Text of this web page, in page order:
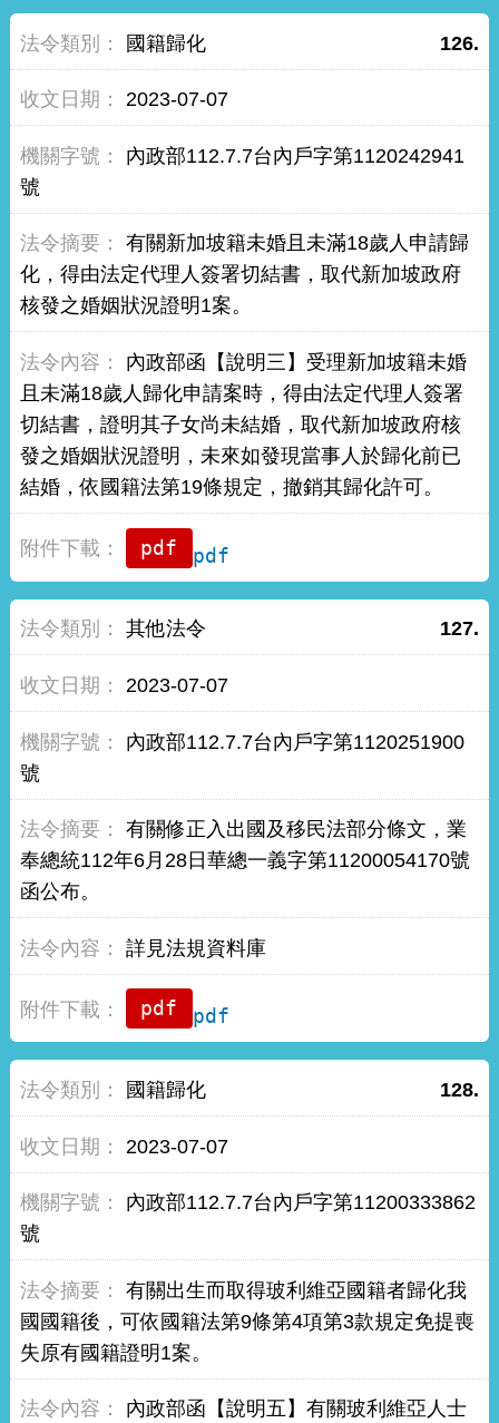
126.
國籍歸化
2023-07-07
內政部112.7.7台內戶字第1120242941
號
有關新加坡籍未婚且未滿18歲人申請歸
化，得由法定代理人簽署切結書，取代新加坡政府
核發之婚姻狀況證明1案。
內政部函【說明三】受理新加坡籍未婚
且未滿18歲人歸化申請案時，得由法定代理人簽署
切結書，證明其子女尚未結婚，取代新加坡政府核
發之婚姻狀況證明，未來如發現當事人於歸化前已
結婚，依國籍法第19條規定，撤銷其歸化許可。
pdf
127.
其他法令
2023-07-07
內政部112.7.7台內戶字第1120251900
號
有關修正入出國及移民法部分條文，業
奉總統112年6月28日華總一義字第11200054170號
函公布。
詳見法規資料庫
pdf
128.
國籍歸化
2023-07-07
內政部112.7.7台內戶字第11200333862
號
有關出生而取得玻利維亞國籍者歸化我
國國籍後，可依國籍法第9條第4項第3款規定免提喪
失原有國籍證明1案。
內政部函【說明五】有關玻利維亞人士